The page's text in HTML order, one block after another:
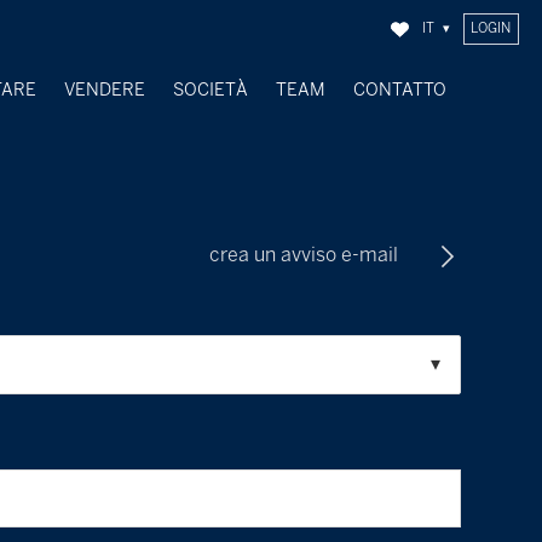
LOGIN
VENDERE
SOCIETÀ
TEAM CONTATTO
crea un avviso e-mail